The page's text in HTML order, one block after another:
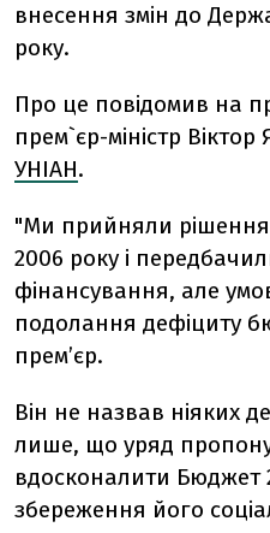
внесення змін до
року.
Про це повідомив на
прем`єр-міністр
УНІАН.
"Ми прийняли
2006 року і
фінансування, але
подолання дефіциту
прем’єр.
Він не назвав ніяких
лише, що уряд
вдосконалити Бюджет
збереження його